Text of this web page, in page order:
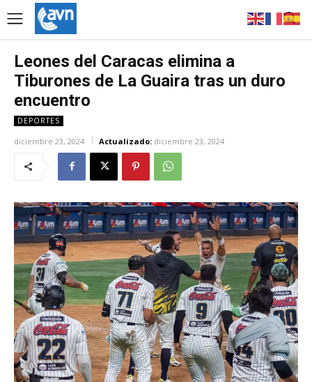
Leones del Caracas elimina a
Tiburones de La Guaira tras un duro
encuentro
DEPORTES
diciembre 23, 2024 Actualizado: diciembre 23, 2024